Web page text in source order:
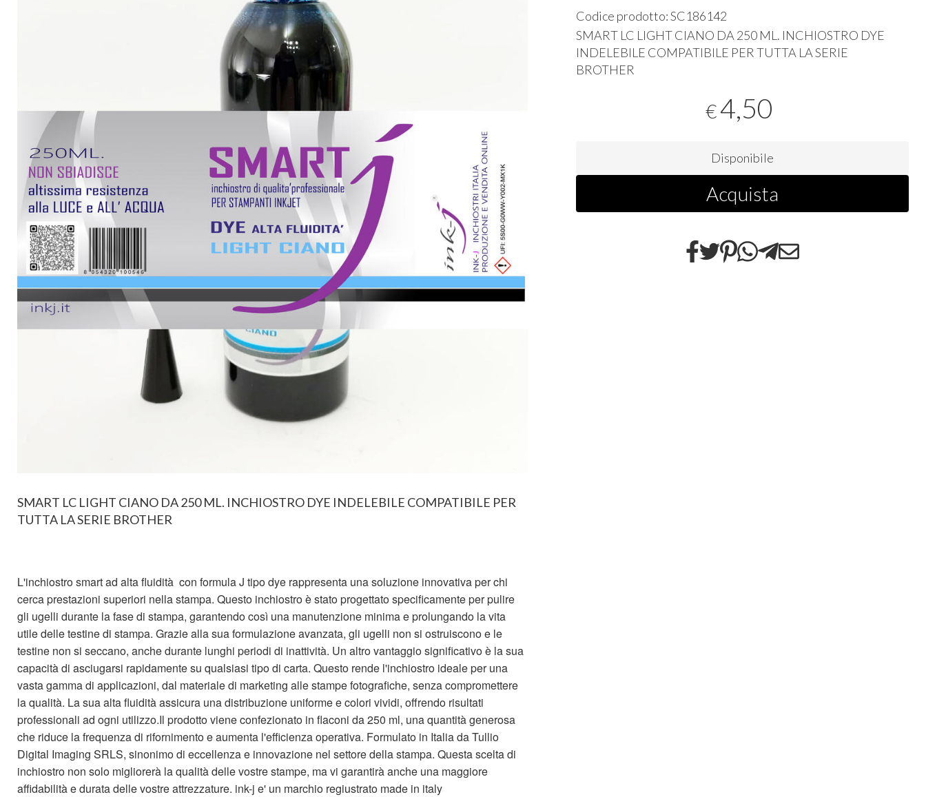
SMART LC LIGHT CIANO DA 250 ML. INCHIOSTRO DYE INDELEBILE COMPATIBILE PER
TUTTA LA SERIE BROTHER
L'inchiostro smart ad alta fluidità con formula J tipo dye rappresenta una soluzione innovativa per chi
cerca prestazioni superiori nella stampa. Questo inchiostro è stato progettato specificamente per pulire
gli ugelli durante la fase di stampa, garantendo così una manutenzione minima e prolungando la vita
utile delle testine di stampa. Grazie alla sua formulazione avanzata, gli ugelli non si ostruiscono e le
testine non si seccano, anche durante lunghi periodi di inattività. Un altro vantaggio significativo è la sua
capacità di asciugarsi rapidamente su qualsiasi tipo di carta. Questo rende l'inchiostro ideale per una
vasta gamma di applicazioni, dal materiale di marketing alle stampe fotografiche, senza compromettere
la qualità. La sua alta fluidità assicura una distribuzione uniforme e colori vividi, offrendo risultati
professionali ad ogni utilizzo.Il prodotto viene confezionato in flaconi da 250 ml, una quantità generosa
che riduce la frequenza di rifornimento e aumenta l'efficienza operativa. Formulato in Italia da Tullio
Digital Imaging SRLS, sinonimo di eccellenza e innovazione nel settore della stampa. Questa scelta di
inchiostro non solo migliorerà la qualità delle vostre stampe, ma vi garantirà anche una maggiore
affidabilità e durata delle vostre attrezzature. ink-j e' un marchio regiustrato made in italy
Codice prodotto: SC186142
SMART LC LIGHTCIANO DA 250 ML. INCHIOSTRO DYE
INDELEBILE COMPATIBILE PER TUTTA LASERIE
BROTHER
€4,50
Disponibile
Acquista